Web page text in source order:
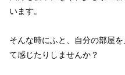
います。
そんな時にふと、自分の部屋
て感じたりしませんか？